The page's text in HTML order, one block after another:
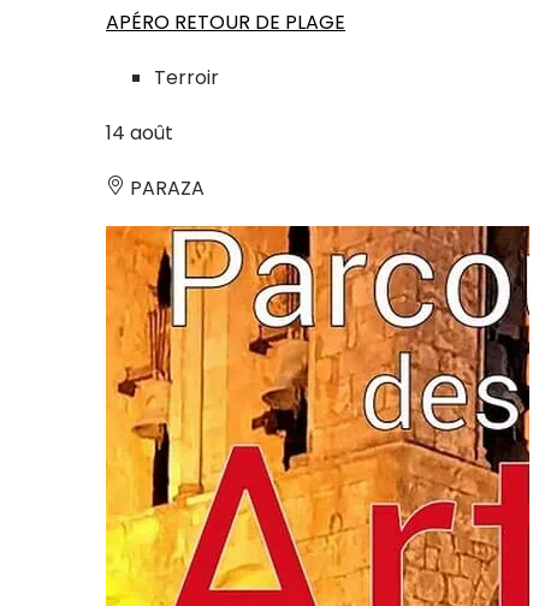
APÉRO RETOUR DE PLAGE
Terroir
14 août
PARAZA